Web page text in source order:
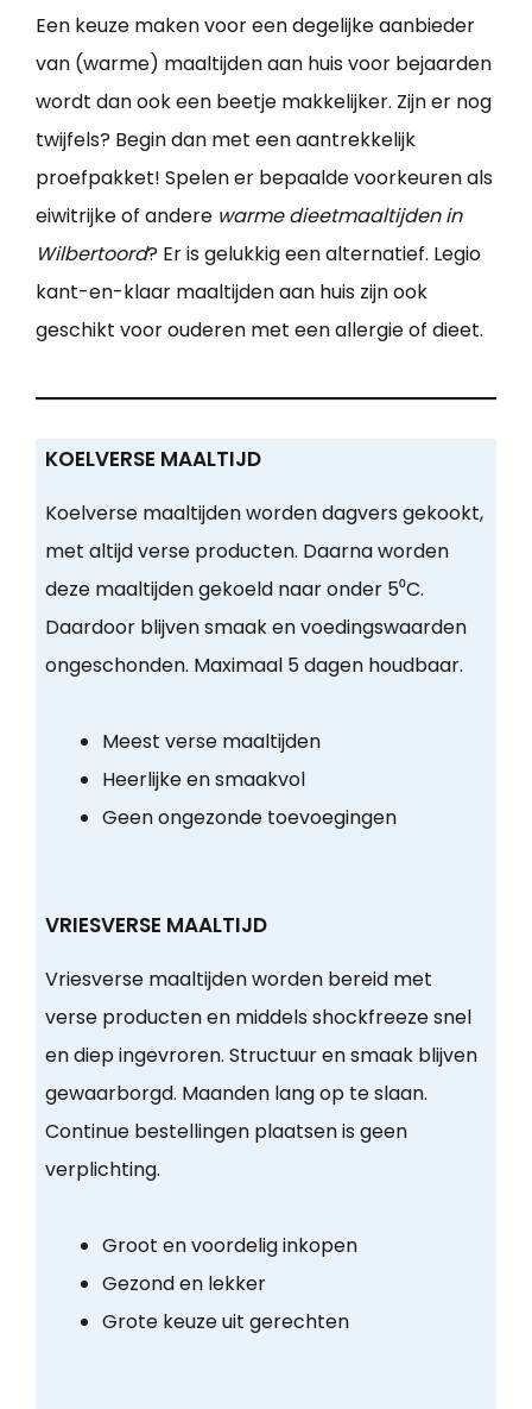
Een keuze maken voor een degelijke aanbieder
van (warme) maaltijden aan huis voor bejaarden
wordt dan ook een beetje makkelijker. Zijn er nog
twijfels? Begin dan met een aantrekkelijk
proefpakket! Spelen er bepaalde voorkeuren als
eiwitrijke of andere warme dieetmaaltijden in
Wilbertoord? Er is gelukkig een alternatief. Legio
kant-en-klaar maaltijden aan huis zijn ook
geschikt voor ouderen met een allergie of dieet.
KOELVERSE MAALTIJD
Koelverse maaltijden worden dagvers gekookt,
met altijd verse producten. Daarna worden
deze maaltijden gekoeld naar onder 5⁰C.
Daardoor blijven smaak en voedingswaarden
ongeschonden. Maximaal 5 dagen houdbaar.
Meest verse maaltijden
Heerlijke en smaakvol
Geen ongezonde toevoegingen
VRIESVERSE MAALTIJD
Vriesverse maaltijden worden bereid met
verse producten en middels shockfreeze snel
en diep ingevroren. Structuur en smaak blijven
gewaarborgd. Maanden lang op te slaan.
Continue bestellingen plaatsen is geen
verplichting.
Groot en voordelig inkopen
Gezond en lekker
Grote keuze uit gerechten